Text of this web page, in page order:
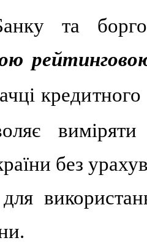
та
без